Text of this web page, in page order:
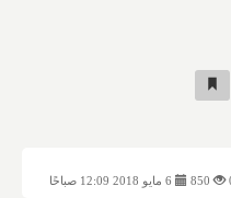
850